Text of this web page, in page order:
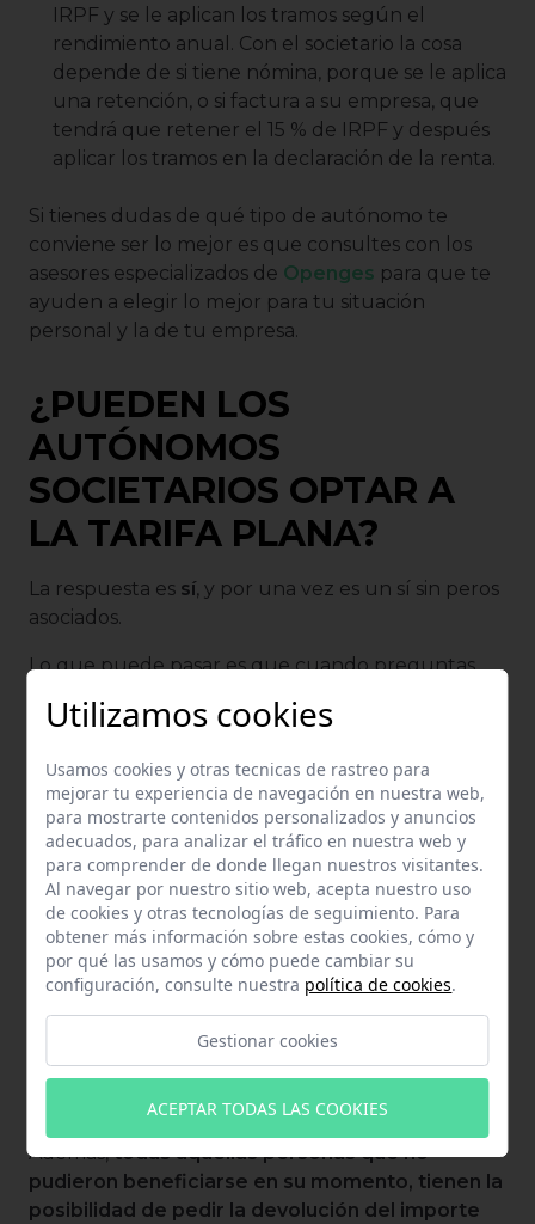
IRPF y se le aplican los tramos según el
rendimiento anual. Con el societario la cosa
depende de si tiene nómina, porque se le aplica
una retención, o si factura a su empresa, que
tendrá que retener el 15 % de IRPF y después
aplicar los tramos en la declaración de la renta.
Si tienes dudas de qué tipo de autónomo te
conviene ser lo mejor es que consultes con los
asesores especializados de Openges para que te
ayuden a elegir lo mejor para tu situación
personal y la de tu empresa.
¿PUEDEN LOS
AUTÓNOMOS
SOCIETARIOS OPTAR A
LA TARIFA PLANA?
La respuesta es sí, y por una vez es un sí sin peros
asociados.
Lo que puede pasar es que cuando preguntas
pero esto es porque hasta 2020 los autónomos
Plana durante los dos primeros años de actividad.
La motivación era que la bonificación estaba
hecha para personas físicas, no jurídicas y que los
autónomos societarios no tenían igualdad de
condiciones ante los autónomos de toda la vida.
La situación cambió gracias a varias sentencias
del Tribunal Supremoque sentaron
jurisprudencia e hicieron que ahora los
autónomos societarios también puedan disfrutar
de una reducción de la cuota durante los
primeros meses de actividad.
Además,todas aquellas personas que no
pudieron beneficiarse en su momento, tienen la
posibilidad de pedir la devolución del importe
Utilizamos cookies
Usamos cookies y otras tecnicas de rastreo para
mejorar tu experiencia de navegación en nuestra web,
para mostrarte contenidos personalizados y anuncios
adecuados, para analizar el tráfico en nuestra web y
para comprender de donde llegan nuestros visitantes.
Al navegar por nuestro sitio web, acepta nuestro uso
de cookies y otras tecnologías de seguimiento. Para
obtener más información sobre estas cookies, cómo y
por qué las usamos y cómo puede cambiar su
configuración, consulte nuestra política de cookies.
Gestionar cookies
ACEPTAR TODAS LAS COOKIES